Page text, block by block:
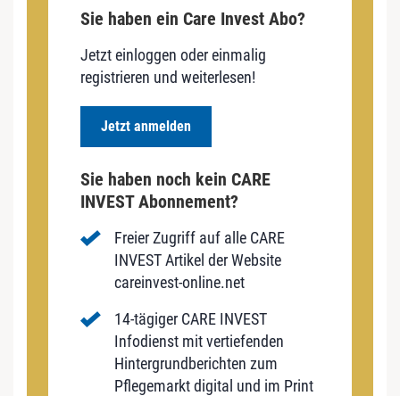
Sie haben ein Care Invest Abo?
Jetzt einloggen oder einmalig
registrieren und weiterlesen!
Jetzt anmelden
Sie haben noch kein CARE
INVEST Abonnement?
Freier Zugriff auf alle CARE
INVEST Artikel der Website
careinvest-online.net
14-tägiger CARE INVEST
Infodienst mit vertiefenden
Hintergrundberichten zum
Pflegemarkt digital und im Print